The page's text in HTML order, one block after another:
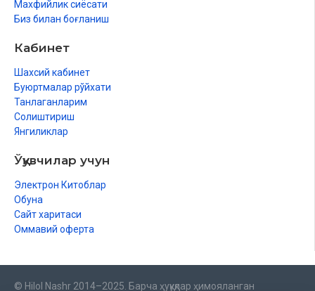
Махфийлик сиёсати
Биз билан боғланиш
Кабинет
Шахсий кабинет
Буюртмалар рўйхати
Танлаганларим
Солиштириш
Янгиликлар
Ўқувчилар учун
Электрон Китоблар
Обуна
Сайт харитаси
Оммавий оферта
© Hilol Nashr 2014–2025. Барча ҳуқуқлар ҳимояланган